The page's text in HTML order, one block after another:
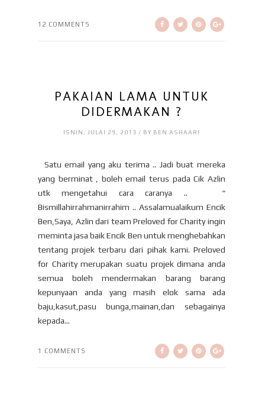
12 COMMENTS
PAKAIAN LAMA UNTUK
DIDERMAKAN ?
ISNIN, JULAI 29, 2013 / BY BEN ASHAARI
Satu email yang aku terima .. Jadi buat mereka
yang berminat , boleh email terus pada Cik Azlin
utk mengetahui cara caranya .. “
Bismillahirrahmanirrahim .. Assalamualaikum Encik
Ben,Saya, Azlin dari team Preloved for Charity ingin
meminta jasa baik Encik Ben untuk menghebahkan
tentang projek terbaru dari pihak kami. Preloved
for Charity merupakan suatu projek dimana anda
semua boleh mendermakan barang barang
kepunyaan anda yang masih elok sama ada
baju,kasut,pasu bunga,mainan,dan sebagainya
kepada...
1 COMMENTS